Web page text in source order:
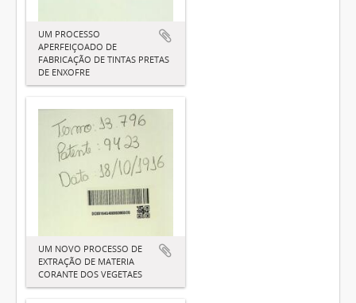
UM PROCESSO
APERFEIÇOADO DE
FABRICAÇÃO DE TINTAS PRETAS
DE ENXOFRE
UM NOVO PROCESSO DE
EXTRAÇÃO DE MATERIA
CORANTE DOS VEGETAES